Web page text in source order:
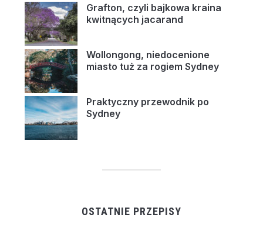
Grafton, czyli bajkowa kraina
kwitnących jacarand
Wollongong, niedocenione
miasto tuż za rogiem Sydney
Praktyczny przewodnik po
Sydney
OSTATNIE PRZEPISY